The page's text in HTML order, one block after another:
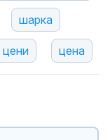
шарка
цени цена